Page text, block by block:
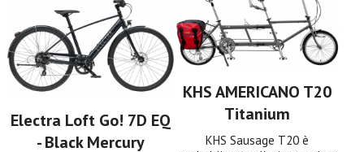
Electra Loft Go! 7D EQ
- Black Mercury
KHS AMERICANO T20
Titanium
KHS Sausage T20 è